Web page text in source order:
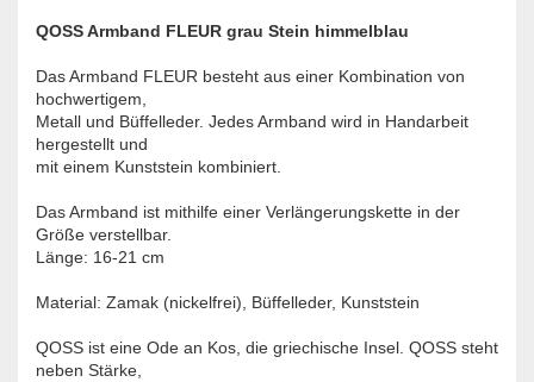
QOSS Armband FLEUR grau Stein himmelblau
Das Armband FLEUR besteht aus einer Kombination von
hochwertigem,
Metall und Büffelleder. Jedes Armband wird in Handarbeit
hergestellt und
mit einem Kunststein kombiniert.
Das Armband ist mithilfe einer Verlängerungskette in der
Größe verstellbar.
Länge: 16-21 cm
Material: Zamak (nickelfrei), Büffelleder, Kunststein
QOSS ist eine Ode an Kos, die griechische Insel. QOSS steht
neben Stärke,